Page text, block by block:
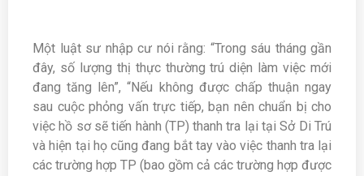
Một luật sư nhập cư nói rằng: “Trong sáu tháng gần
đây, số lượng thị thực thường trú diện làm việc mới
đang tăng lên”, “Nếu không được chấp thuận ngay
sau cuộc phỏng vấn trực tiếp, bạn nên chuẩn bị cho
việc hồ sơ sẽ tiến hành (TP) thanh tra lại tại Sở Di Trú
và hiện tại họ cũng đang bắt tay vào việc thanh tra lại
các trường hợp TP (bao gồm cả các trường hợp được